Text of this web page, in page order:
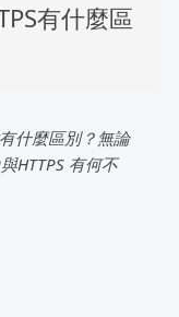
有什麼區
什麼區別？無論
HTTPS 有何不